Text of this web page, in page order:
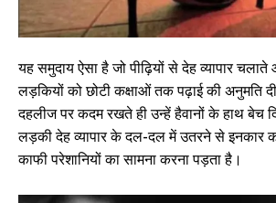
यह समुदाय ऐसा है जो पीढ़ियों से देह व्यापार
लड़कियों को छोटी कक्षाओं तक पढ़ाई की अनुमति
दहलीज पर कदम रखते ही उन्हें हैवानों के हाथ बेच
लड़की देह व्यापार के दल-दल में उतरने से इनकार
काफी परेशानियों का सामना करना पड़ता है।